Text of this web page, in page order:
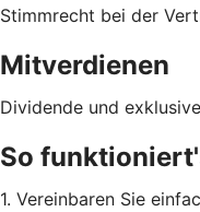
Stimmrecht bei der
Mitverdienen
Dividende und
So
1. Vereinbaren Sie